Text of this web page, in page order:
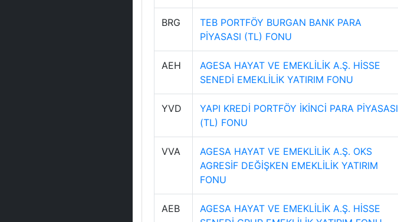
BRG
TEB PORTFÖY BURGAN BANK PARA
PİYASASI (TL) FONU
AEH
AGESA HAYAT VE EMEKLİLİK A.Ş. HİSSE
SENEDİ EMEKLİLİK YATIRIM FONU
YVD
YAPI KREDİ PORTFÖY İKİNCİ PARA PİYASASI
(TL) FONU
VVA
AGESA HAYAT VE EMEKLİLİK A.Ş. OKS
AGRESİF DEĞİŞKEN EMEKLİLİK YATIRIM
FONU
AEB
AGESA HAYAT VE EMEKLİLİK A.Ş. HİSSE